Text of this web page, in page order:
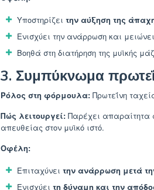
Υποστηρίζει την αύξηση της
Ενισχύει την ανάρρωση και
Βοηθά στη διατήρηση της μυϊκής
3. Συμπύκνωμα
Ρόλος στη φόρμουλα: Πρωτεΐνη
Πώς λειτουργεί: Παρέχει απαραίτητα
απευθείας στον μυϊκό ιστό.
Οφέλη:
Επιταχύνει την ανάρρωση μετά
Ενισχύει τη δύναμη και την